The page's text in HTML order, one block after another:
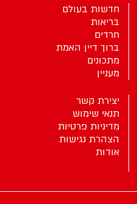
חדשות בעולם
בריאות
חרדים
ברוך דיין האמת
מתכונים
מעניין
יצירת קשר
תנאי שימוש
מדיניות פרטיות
הצהרת נגישות
אודות